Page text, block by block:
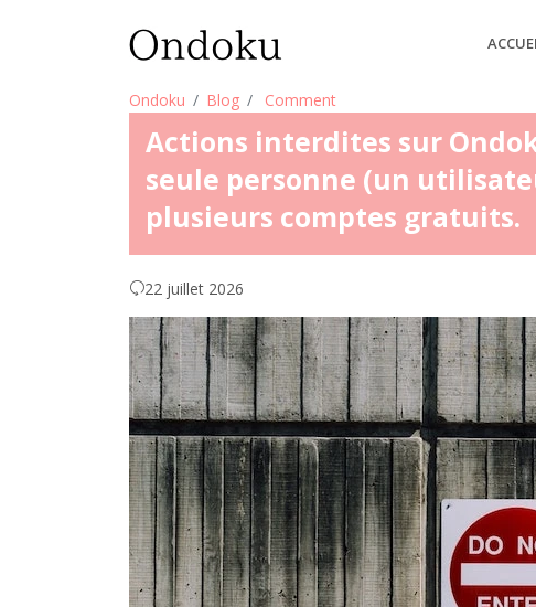
Ondoku Blog Comment
Actions interdites sur
seule personne (un
plusieurs comptes gratuits.
22 juillet 2026